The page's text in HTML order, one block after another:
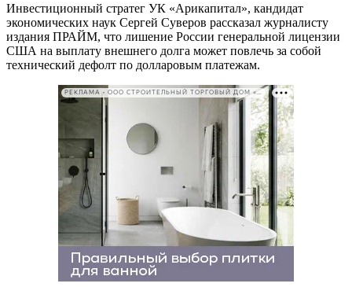
Инвестиционный стратег УК «Арикапитал», кандидат
экономических наук Сергей Суверов рассказал журналисту
издания ПРАЙМ, что лишение России генеральной лицензии
США на выплату внешнего долга может повлечь за собой
технический дефолт по долларовым платежам.
РЕКЛАМА • ООО СТРОИТЕЛЬНЫЙ ТОРГОВЫЙ ДОМ «ПЕТРОВИЧ». ИНН: 7802348846